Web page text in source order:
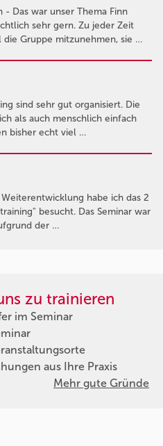
Das war unser Thema Finn
sehr gern. Zu jeder Zeit
die Gruppe mitzunehmen, sie …
sind sehr gut organisiert. Die
als auch menschlich einfach
bisher echt viel …
habe ich das 2
besucht. Das Seminar war
der …
zu trainieren
im Seminar
aus Ihre Praxis
Mehr gute Gründe